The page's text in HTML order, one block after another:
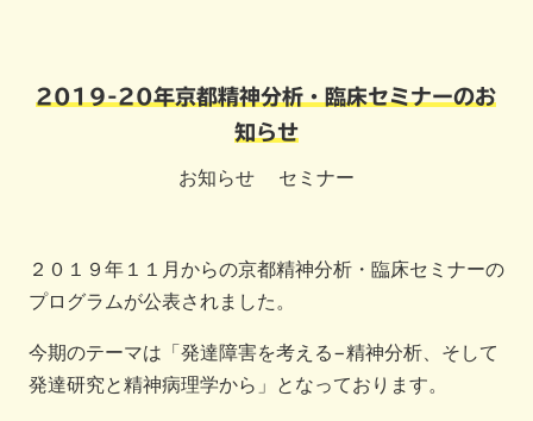
2019-20年京都精神分析・臨床セミナーのお
知らせ
お知らせ セミナー
２０１９年１１月からの京都精神分析・臨床セミナーの
プログラムが公表されました。
今期のテーマは「発達障害を考える−精神分析、そして
発達研究と精神病理学から」となっております。